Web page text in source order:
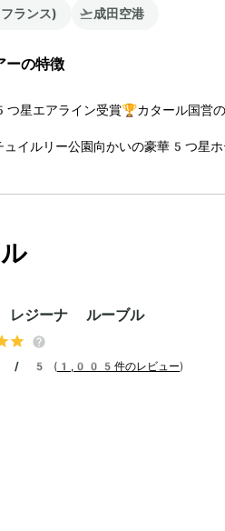
ランス) 成田空港
ーの特徴
つ星エアライン受賞🏆カタール国営
ュイルリー公園向かいの豪華5つ星ホ
ジーナ ルーブル
/ 5 ( 1,005件のレビュー)